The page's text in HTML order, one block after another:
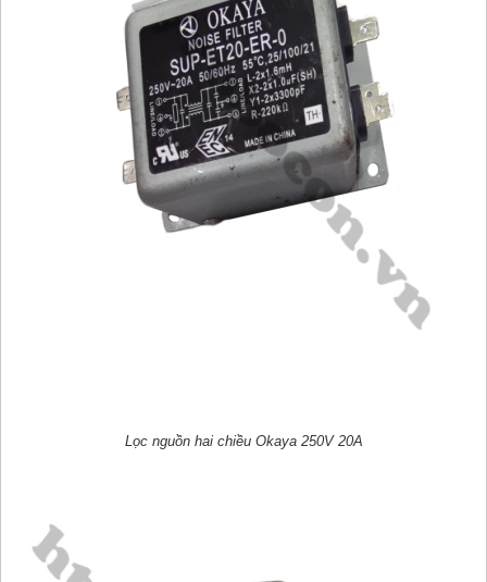
Lọc nguồn hai chiều Okaya 250V 20A